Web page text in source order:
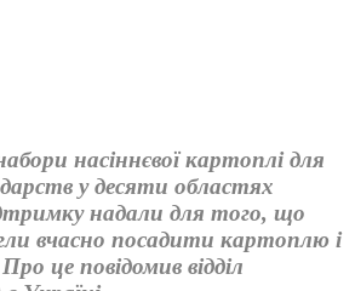
насіннєвої картоплі для
у десяти областях
надали для того, що
вчасно посадити картоплю і
це повідомив відділ